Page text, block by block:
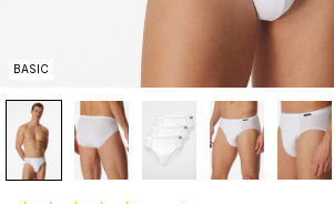
BASIC